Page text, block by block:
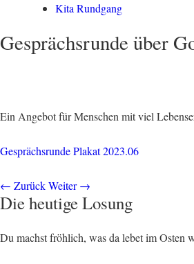
Kita Rundgang
Gesprächsrunde über
Ein Angebot für Menschen mit viel
Gesprächsrunde Plakat 2023.06
← ZurückWeiter→
Die heutige Losung
Du machst fröhlich, was da lebet im Osten